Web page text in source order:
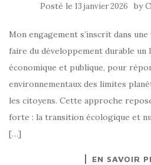
Posté le 13 janvier 2026 by
Mon engagement s’inscrit dans
faire du développement durable un
économique et publique, pour
environnementaux des limites
les citoyens. Cette approche
forte : la transition écologique et
[…]
EN SAVOIR